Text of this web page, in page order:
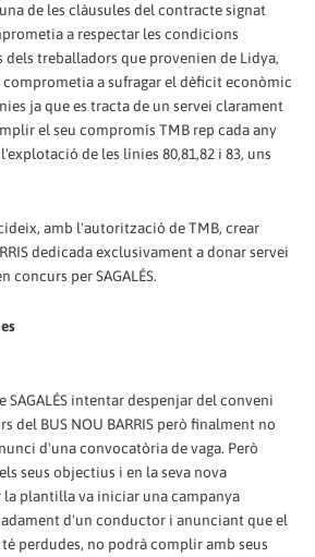
de les clàusules del contracte signat
a respectar les condicions
treballadors que provenien de Lidya,
comprometia a sufragar el dèficit econòmic
ja que es tracta de un servei clarament
el seu compromís TMB rep cada any
de les línies 80,81,82 i 83, uns
amb l'autorització de TMB, crear
dedicada exclusivament a donar servei
concurs per SAGALÉS.
SAGALÉS intentar despenjar del conveni
del BUS NOU BARRIS però finalment no
d'una convocatòria de vaga. Però
seus objectius i en la seva nova
la plantilla va iniciar una campanya
d'un conductor i anunciant que el
perdudes, no podrà complir amb seus